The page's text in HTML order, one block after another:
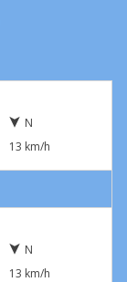
N
13 km/h
N
13 km/h